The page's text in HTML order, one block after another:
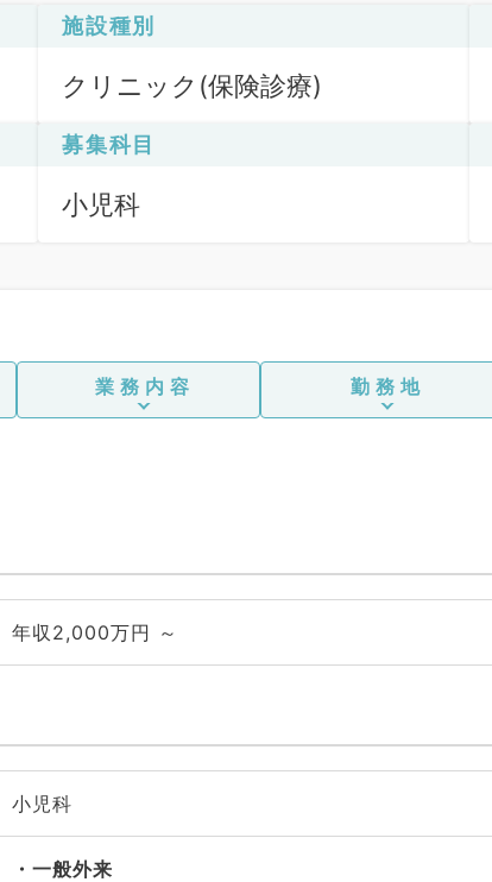
施設種別
クリニック(保険診療)
募集科目
小児科
業務内容 勤務地
年収2,000万円 ～
小児科
一般外来